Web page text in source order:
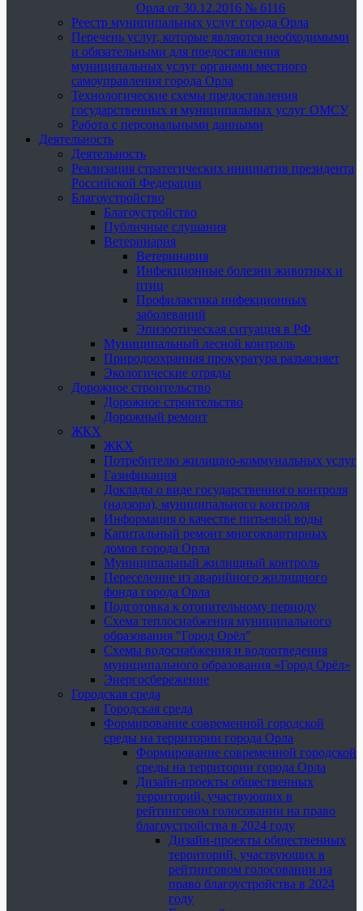
Орла от 30.12.2016 № 6116
Реестр муниципальных услуг города Орла
Перечень услуг, которые являются необходимыми
и обязательными для предоставления
муниципальных услуг органами местного
самоуправления города Орла
Технологические схемы предоставления
государственных и муниципальных услуг ОМСУ
Работа с персональными данными
Деятельность
Деятельность
Реализация стратегических инициатив президента
Российской Федерации
Благоустройство
Благоустройство
Публичные слушания
Ветеринария
Ветеринария
Инфекционные болезни животных и
птиц
Профилактика инфекционных
заболеваний
Эпизоотическая ситуация в РФ
Муниципальный лесной контроль
Природоохранная прокуратура разъясняет
Экологические отряды
Дорожное строительство
Дорожное строительство
Дорожный ремонт
ЖКХ
ЖКХ
Потребителю жилищно-коммунальных услуг
Газификация
Доклады о виде государственного контроля
(надзора), муниципального контроля
Информация о качестве питьевой воды
Капитальный ремонт многоквартирных
домов города Орла
Муниципальный жилищный контроль
Переселение из аварийного жилищного
фонда города Орла
Подготовка к отопительному периоду
Схема теплоснабжения муниципального
образования "Город Орёл"
Схемы водоснабжения и водоотведения
муниципального образования «Город Орёл»
Энергосбережение
Городская среда
Городская среда
Формирование современной городской
среды на территории города Орла
Формирование современной городской
среды на территории города Орла
Дизайн-проекты общественных
территорий, участвующих в
рейтинговом голосовании на право
благоустройства в 2024 году
Дизайн-проекты общественных
территорий, участвующих в
рейтинговом голосовании на
право благоустройства в 2024
году